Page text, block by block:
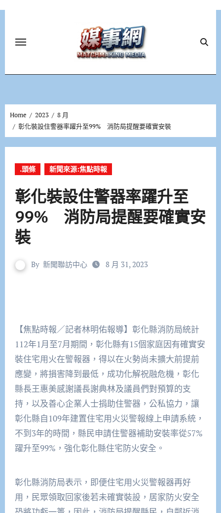
Home 2023
8 月
彰化裝設住警器率躍升至99% 消防局提醒要確實安裝
.頭條 新聞來源:焦點時報
彰化裝設住警器率躍升至
99% 消防局提醒要確實安
裝
By 新聞聯訪中心 8 月 31, 2023
【焦點時報／記者林明佑報導】彰化縣消防局統計
112年1月至7月期間，彰化縣有15個家庭因有確實安
裝住宅用火在警報器，得以在火勢尚未擴大前提前
應變，將損害降到最低，成功化解祝融危機，彰化
縣長王惠美感謝議長謝典林及議員們對預算的支
持，以及善心企業人士捐助住警器，公私協力，讓
彰化縣自109年建置住宅用火災警報線上申請系統，
不到3年的時間，縣民申請住警器補助安裝率從57%
躍升至99%，強化彰化縣住宅防火安全。
彰化縣消防局表示，即便住宅用火災警報器再好
用，民眾領取回家後若未確實裝設，居家防火安全